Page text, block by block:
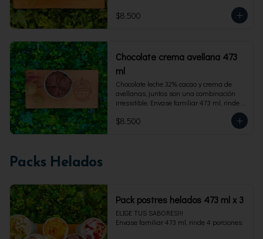
$8.500
Chocolate crema avellana 473
ml
Chocolate leche 32% cacao y crema de
avellanas, juntos son una combinación
irressitible. Envase familiar 473 ml, rinde 4
$8.500
Packs Helados
Pack postres helados 473 ml x 3
ELIGE TUS SABORES!!!
Envase familiar 473 ml, rinde 4 porciones.